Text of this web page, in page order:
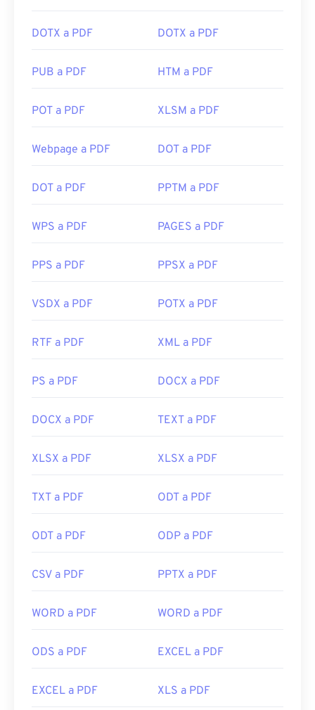
DOTX a PDF DOTX a PDF
PUB a PDF HTM a PDF
POT a PDF XLSM a PDF
Webpage a PDF DOT a PDF
DOT a PDF PPTM a PDF
WPS a PDF PAGES a PDF
PPS a PDF PPSX a PDF
VSDX a PDF POTX a PDF
RTF a PDF XML a PDF
PS a PDF DOCX a PDF
DOCX a PDF TEXT a PDF
XLSX a PDF XLSX a PDF
TXT a PDF ODT a PDF
ODT a PDF ODP a PDF
CSV a PDF PPTX a PDF
WORD a PDF WORD a PDF
ODS a PDF EXCEL a PDF
EXCEL a PDF XLS a PDF